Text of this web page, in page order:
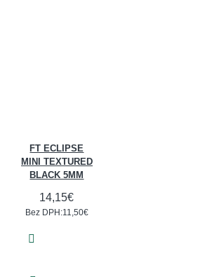
FT ECLIPSE
MINI TEXTURED
BLACK 5MM
14,15€
Bez DPH:11,50€